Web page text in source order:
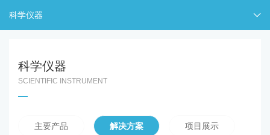
科学仪器
科学仪器
SCIENTIFIC INSTRUMENT
主要产品 解决方案 项目展示